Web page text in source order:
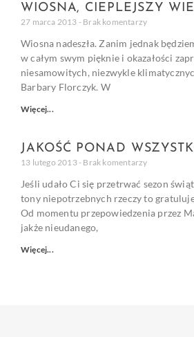
WIOSNA, CIEPLEJSZY
27 marca 2013 Brak komentarzy
Wiosna nadeszła. Zanim jednak
w całym swym pięknie i okazałości
niesamowitych, niezwykle
Barbary Florczyk. W
Więcej...
JAKOŚĆ PONAD
13 lutego 2013 Brak komentarzy
Jeśli udało Ci się przetrwać sezon
tony niepotrzebnych rzeczy to
Od momentu przepowiedzenia przez
jakże nieudanego,
Więcej...